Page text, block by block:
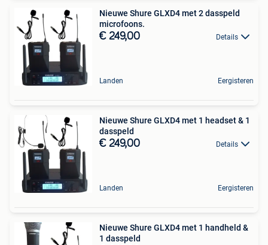
Nieuwe Shure GLXD4 met 2 dasspeld
microfoons.
€ 249,00 Details
Landen Eergisteren
Nieuwe Shure GLXD4 met 1 headset & 1
dasspeld
€ 249,00 Details
Landen Eergisteren
Nieuwe Shure GLXD4 met 1 handheld &
1 dasspeld